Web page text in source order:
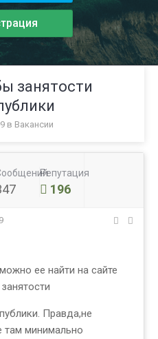
занятости
в Вакансии
Репутация
196
ее найти на сайте
Правда,не
там минимально